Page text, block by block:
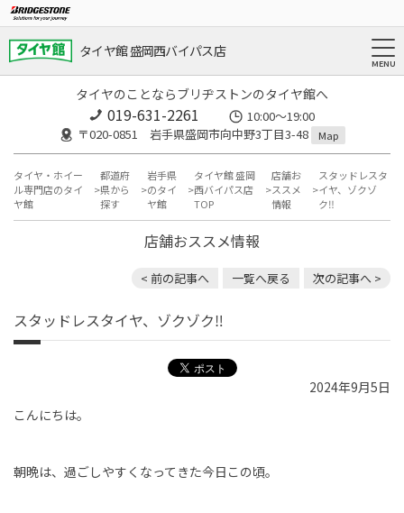
タイヤ館 盛岡西バイパス店
タイヤのことならブリヂストンのタイヤ館へ
019-631-2261
10:00～19:00
〒020-0851 岩手県盛岡市向中野3丁目3-48
Map
タイヤ・ホイー
ル専門店のタイ
ヤ館
都道府
県から
探す
岩手県
のタイ
ヤ館
タイヤ館 盛岡
西バイパス店
TOP
店舗お
ススメ
情報
スタッドレスタ
イヤ、ゾクゾ
ク‼️
店舗おススメ情報
< 前の記事へ 一覧へ戻る 次の記事へ >
スタッドレスタイヤ、ゾクゾク‼️
2024年9月5日
こんにちは。
朝晩は、過ごしやすくなってきた今日この頃。